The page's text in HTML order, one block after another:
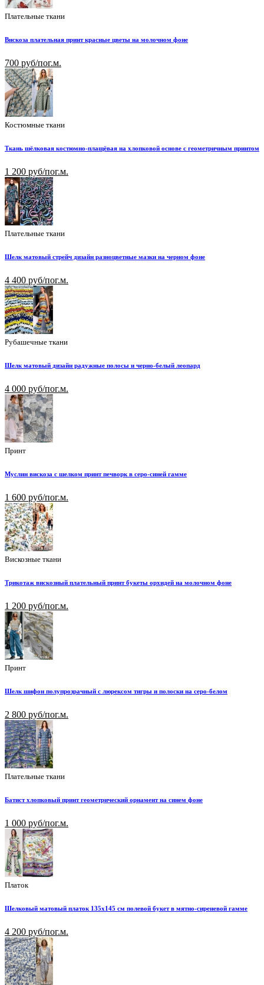
Плательные ткани
Вискоза плательная принт красные цветы на молочном фоне
700 руб/пог.м.
Костюмные ткани
Ткань шёлковая костюмно-плащёвая на хлопковой основе с геометричным принтом
1 200 руб/пог.м.
Плательные ткани
Шелк матовый стрейч дизайн разноцветные мазки на черном фоне
4 400 руб/пог.м.
Рубашечные ткани
Шелк матовый дизайн радужные полосы и черно-белый леопард
4 000 руб/пог.м.
Принт
Муслин вискоза с шелком принт печворк в серо-синей гамме
1 600 руб/пог.м.
Вискозные ткани
Трикотаж вискозный плательный принт букеты орхидей на молочном фоне
1 200 руб/пог.м.
Принт
Шелк шифон полупрозрачный с люрексом тигры и полоски на серо-белом
2 800 руб/пог.м.
Плательные ткани
Батист хлопковый принт геометрический орнамент на синем фоне
1 000 руб/пог.м.
Платок
Шелковый матовый платок 135х145 см полевой букет в мятно-сиреневой гамме
4 200 руб/пог.м.